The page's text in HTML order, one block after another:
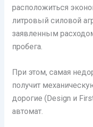
расположиться
литровый силовой
заявленным
пробега.
При этом, самая
получит
дорогие (Design и
автомат.